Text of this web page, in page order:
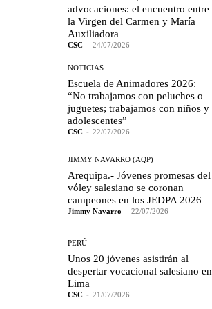
advocaciones: el encuentro entre
la Virgen del Carmen y María
Auxiliadora
CSC - 24/07/2026
NOTICIAS
Escuela de Animadores 2026:
“No trabajamos con peluches o
juguetes; trabajamos con niños y
adolescentes”
CSC - 22/07/2026
JIMMY NAVARRO (AQP)
Arequipa.- Jóvenes promesas del
vóley salesiano se coronan
campeones en los JEDPA 2026
Jimmy Navarro - 22/07/2026
PERÚ
Unos 20 jóvenes asistirán al
despertar vocacional salesiano en
Lima
CSC - 21/07/2026